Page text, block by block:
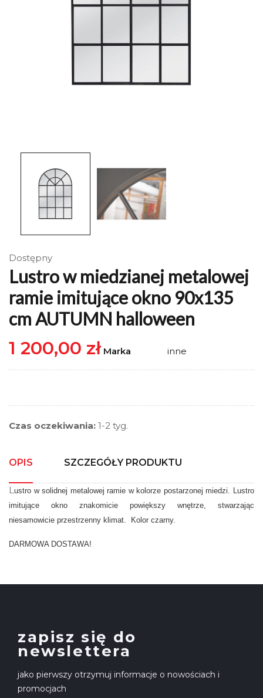
Dostępny
Lustro w miedzianej metalowej
ramie imitujące okno 90x135
cm AUTUMN halloween
1 200,00 zł Marka inne
Czas oczekiwania: 1-2 tyg.
OPIS SZCZEGÓŁY PRODUKTU
Lustro w solidnej metalowej ramie w kolorze postarzonej miedzi. Lustro
imitujące okno znakomicie powiększy wnętrze, stwarzając
niesamowicie przestrzenny klimat. Kolor czarny.
DARMOWA DOSTAWA!
zapisz się do
newslettera
jako pierwszy otrzymuj informacje o nowościach i
promocjach